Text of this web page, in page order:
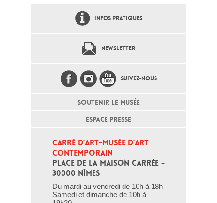
INFOS PRATIQUES
NEWSLETTER
SUIVEZ-NOUS
SOUTENIR LE MUSÉE
ESPACE PRESSE
CARRÉ D’ART-MUSÉE D’ART
CONTEMPORAIN
PLACE DE LA MAISON CARRÉE -
30000 NÎMES
Du mardi au vendredi de 10h à 18h
Samedi et dimanche de 10h à